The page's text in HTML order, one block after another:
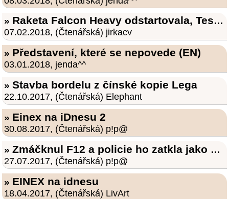
» Raketa Falcon Heavy odstartovala, Tesla Roadster je ve vesmíru
07.02.2018, (Čtenářská) jirkacv
» Představení, které se nepovede (EN)
03.01.2018, jenda^^
» Stavba bordelu z čínské kopie Lega
22.10.2017, (Čtenářská) Elephant
» Einex na iDnesu 2
30.08.2017, (Čtenářská) p!p@
» Zmáčknul F12 a policie ho zatkla jako hackera
27.07.2017, (Čtenářská) p!p@
» EINEX na idnesu
18.04.2017, (Čtenářská) LivArt